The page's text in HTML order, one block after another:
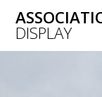
DISPLAY